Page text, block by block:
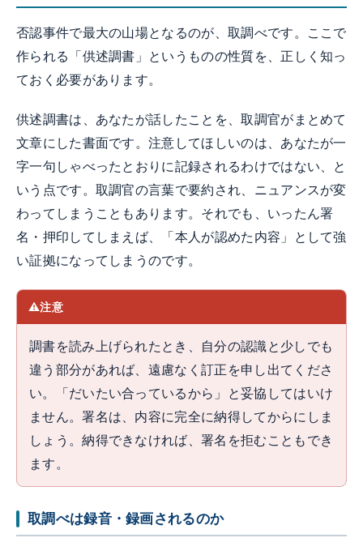
否認事件で最大の山場となるのが、取調べです。ここで
作られる「供述調書」というものの性質を、正しく知っ
ておく必要があります。
供述調書は、あなたが話したことを、取調官がまとめて
文章にした書面です。注意してほしいのは、あなたが一
字一句しゃべったとおりに記録されるわけではない、と
いう点です。取調官の言葉で要約され、ニュアンスが変
わってしまうこともあります。それでも、いったん署
名・押印してしまえば、「本人が認めた内容」として強
い証拠になってしまうのです。
注意
調書を読み上げられたとき、自分の認識と少しでも
違う部分があれば、遠慮なく訂正を申し出てくださ
い。「だいたい合っているから」と妥協してはいけ
ません。署名は、内容に完全に納得してからにしま
しょう。納得できなければ、署名を拒むこともでき
ます。
取調べは録音・録画されるのか